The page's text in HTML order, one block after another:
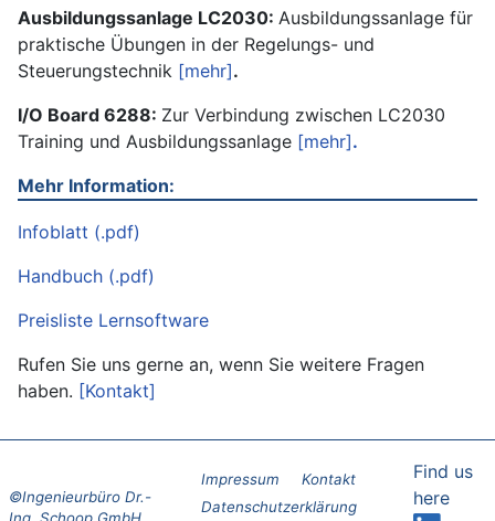
Ausbildungssanlage LC2030: Ausbildungssanlage für
praktische Übungen in der Regelungs- und
Steuerungstechnik [mehr].
I/O Board 6288: Zur Verbindung zwischen LC2030
Training und Ausbildungssanlage [mehr].
Mehr Information:
Infoblatt (.pdf)
Handbuch (.pdf)
Preisliste Lernsoftware
Rufen Sie uns gerne an, wenn Sie weitere Fragen
haben. [Kontakt]
Impressum
Kontakt
Datenschutzerklärung
Find us
here